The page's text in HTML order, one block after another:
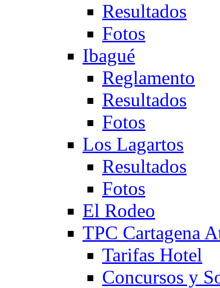
Resultados
Fotos
Ibagué
Reglamento
Resultados
Fotos
Los Lagartos
Resultados
Fotos
El Rodeo
TPC Cartagena
Tarifas Hotel
Concursos y